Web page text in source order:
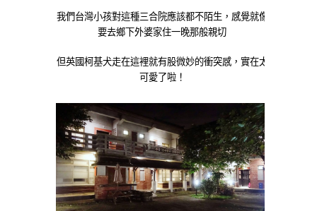
我們台灣小孩對這種三合院應該都不陌生，感覺就像
要去鄉下外婆家住一晚那般親切
但英國柯基犬走在這裡就有股微妙的衝突感，實在太
可愛了啦！